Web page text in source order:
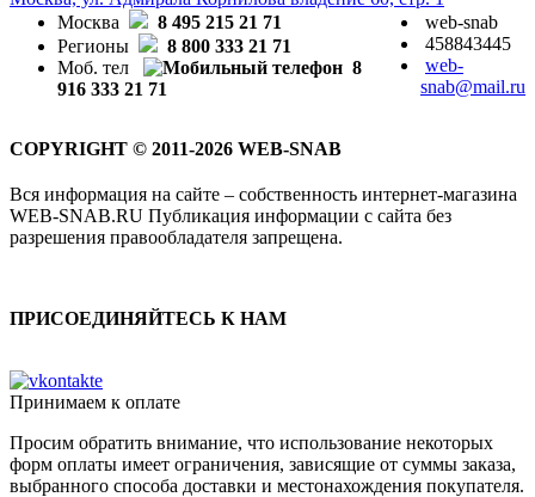
Москва
8 495 215 21 71
Регионы
8 800 333 21 71
Моб. тел
8
916 333 21 71
web-snab
458843445
web-
snab@mail.ru
COPYRIGHT © 2011-2026 WEB-SNAB
Вся информация на сайте – собственность интернет-магазина
WEB-SNAB.RU Публикация информации с сайта без
разрешения правообладателя запрещена.
ПРИСОЕДИНЯЙТЕСЬ К НАМ
Принимаем к оплате
Просим обратить внимание, что использование некоторых
форм оплаты имеет ограничения, зависящие от суммы заказа,
выбранного способа доставки и местонахождения покупателя.